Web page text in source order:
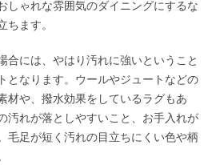
しゃれな雰囲気のダイニングにするな
ちます。
合には、やはり汚れに強いということ
となります。ウールやジュートなどの
材や、撥水効果をしているラグもあ
汚れが落としやすいこと、お手入れが
毛足が短く汚れの目立ちにくい色や柄